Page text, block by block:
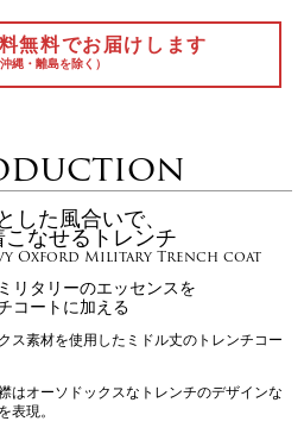
無料でお届けします
縄・離島を除く）
した風合いで、
こなせるトレンチ
Oxford Military Trench coat
リタリーのエッセンスを
コートに加える
ス素材を使用したミドル丈のトレンチコー
はオーソドックスなトレンチのデザインな
表現。